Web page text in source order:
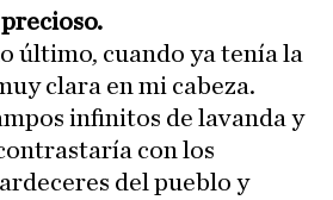
último, cuando ya tenía la
clara en mi cabeza.
infinitos de lavanda y
con los
del pueblo y